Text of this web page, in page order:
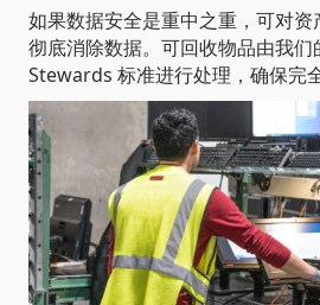
如果数据安全是重中之重，可对
彻底消除数据。可回收物品由我
Stewards 标准进行处理，确保完